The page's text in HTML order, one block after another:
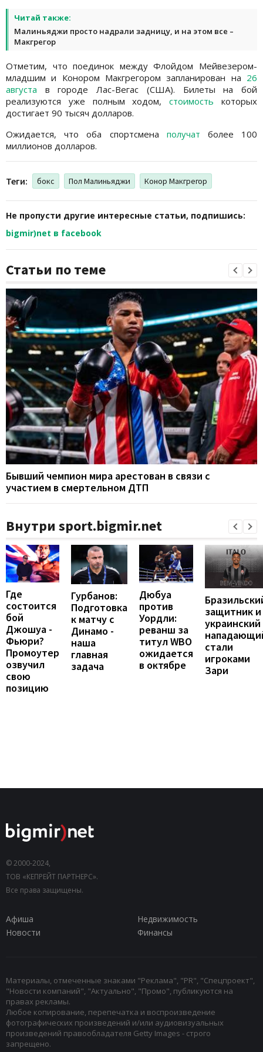
Читай также:
Малиньяджи просто надрали задницу, и на этом все –
Макгрегор
Отметим, что поединок между Флойдом Мейвезером-
младшим и Конором Макгрегором запланирован на 26
августа в городе Лас-Вегас (США). Билеты на бой
реализуются уже полным ходом,стоимость которых
достигает 90 тысяч долларов.
Ожидается, что оба спортсмена получат более 100
миллионов долларов.
Теги: бокс Пол Малиньяджи Конор Макгрегор
Не пропусти другие интересные статьи, подпишись:
bigmir)net в facebook
Статьи по теме
Бывший чемпион мира арестован в связи с
участием в смертельном ДТП
Внутри sport.bigmir.net
Где
состоится
бой
Джошуа -
Фьюри?
Промоутер
озвучил
свою
позицию
Гурбанов:
Подготовка
к матчу с
Динамо -
наша
главная
задача
Дюбуа
против
Уордли:
реванш за
титул WBO
ожидается
в октябре
защитник и
украинский
стали
игроками
Зари
© 2000-2024,
ТОВ «КЕПРЕЙТ ПАРТНЕРС».
Все права защищены.
Афиша
Недвижимость
Новости
Финансы
Материалы, отмеченные знаками "Реклама", "PR", "Спецпроект",
"Новости компаний", "Актуально", "Промо", публикуются на
правах рекламы.
Любое копирование, перепечатка и воспроизведение
фотографических произведений и/или аудиовизуальных
произведений правообладателя Getty Images - строго
запрещено.